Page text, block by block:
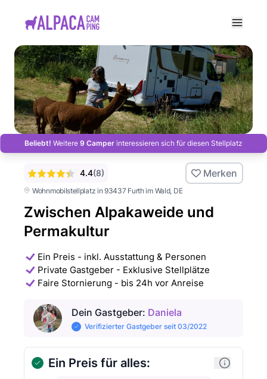
Beliebt! Weitere 9 Camper interessieren sich für diesen Stellplatz
Wohnmobilstellplatz in 93437 Furth im Wald, DE
Zwischen Alpakaweide und
Permakultur
4.4(8) Merken
Ein Preis - inkl. Ausstattung & Personen
Private Gastgeber - Exklusive Stellplätze
Faire Stornierung - bis 24h vor Anreise
Dein Gastgeber: Daniela
Verifizierter Gastgeber seit 03/2022
Ein Preis für alles: